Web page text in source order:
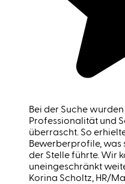
Bei der Suche
Professionalität und
überrascht. So
Bewerberprofile, was
der Stelle führte. Wir
uneingeschränkt
Korina Scholtz, HR/